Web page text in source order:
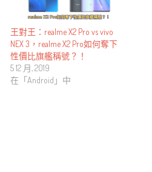
王對王：realme X2 Pro vs vivo
NEX 3，realme X2 Pro如何奪下
性價比旗艦稱號？！
5 12 月, 2019
在「Android」中